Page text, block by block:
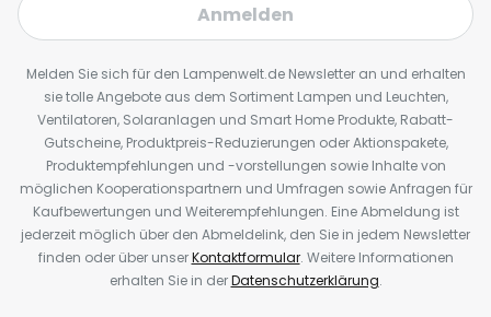
Anmelden
Melden Sie sich für den Lampenwelt.de Newsletter an und erhalten
sie tolle Angebote aus dem Sortiment Lampen und Leuchten,
Ventilatoren, Solaranlagen und Smart Home Produkte, Rabatt-
Gutscheine, Produktpreis-Reduzierungen oder Aktionspakete,
Produktempfehlungen und -vorstellungen sowie Inhalte von
möglichen Kooperationspartnern und Umfragen sowie Anfragen für
Kaufbewertungen und Weiterempfehlungen. Eine Abmeldung ist
jederzeit möglich über den Abmeldelink, den Sie in jedem Newsletter
finden oder über unserKontaktformular. Weitere Informationen
erhalten Sie in derDatenschutzerklärung.